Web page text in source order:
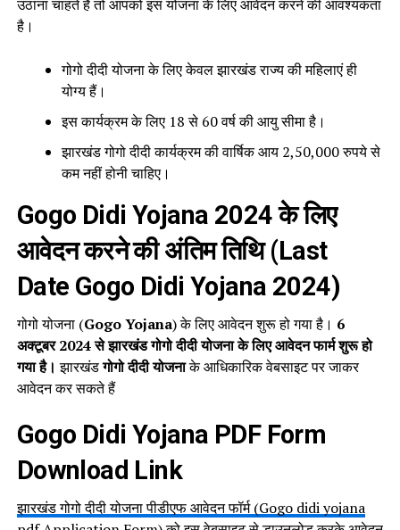
उठाना चाहते हैं तो आपको इस योजना के लिए आवेदन करने की आवश्यकता
है।
गोगो दीदी योजना के लिए केवल झारखंड राज्य की महिलाएं ही
योग्य हैं।
इस कार्यक्रम के लिए 18 से 60 वर्ष की आयु सीमा है।
झारखंड गोगो दीदी कार्यक्रम की वार्षिक आय 2,50,000 रुपये से
कम नहीं होनी चाहिए।
Gogo Didi Yojana 2024 के लिए
आवेदन करने की अंतिम तिथि (Last
Date Gogo Didi Yojana 2024)
गोगो योजना (Gogo Yojana) के लिए आवेदन शुरू हो गया है। 6
अक्टूबर 2024 से झारखंड गोगो दीदी योजना के लिए आवेदन फार्म शुरू हो
गया है।झारखंडगोगो दीदी योजनाके आधिकारिक वेबसाइट पर जाकर
आवेदन कर सकते हैं
Gogo Didi Yojana PDF Form
Download Link
झारखंड गोगो दीदी योजना पीडीएफ आवेदन फॉर्म (Gogo didi yojana